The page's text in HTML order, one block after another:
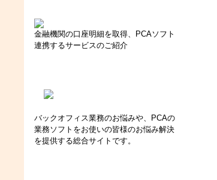
金融機関の口座明細を取得、PCAソフト
連携するサービスのご紹介
バックオフィス業務のお悩みや、PCAの
業務ソフトをお使いの皆様のお悩み解決
を提供する総合サイトです。